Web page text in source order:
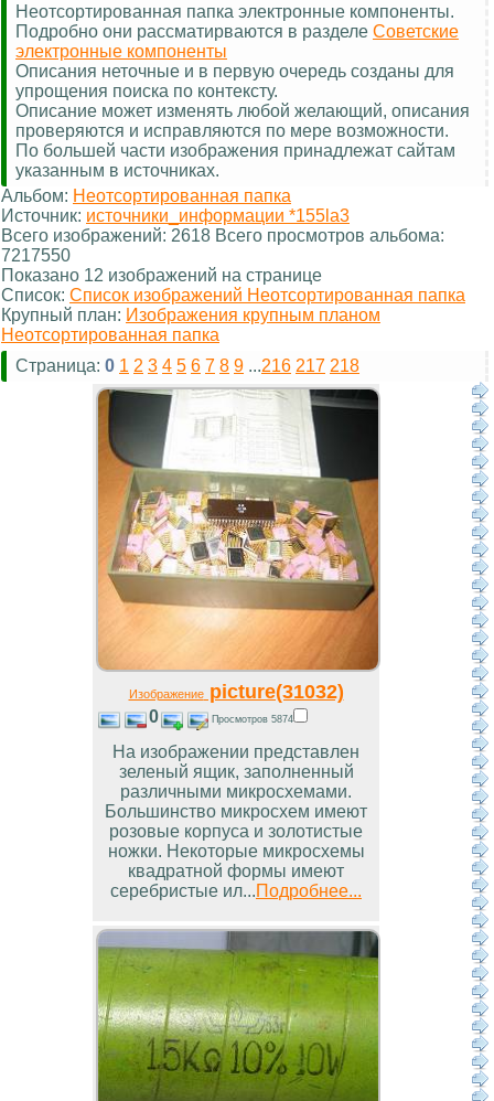
Неотсортированная папка электронные компоненты.
Подробно они рассматирваются в разделе Советские
электронные компоненты
Описания неточные и в первую очередь созданы для
упрощения поиска по контексту.
Описание может изменять любой желающий, описания
проверяются и исправляются по мере возможности.
По большей части изображения принадлежат сайтам
указанным в источниках.
Альбом: Неотсортированная папка
Источник: источники_информации *155la3
Всего изображений: 2618 Всего просмотров альбома:
7217550
Показано 12 изображений на странице
Список: Список изображений Неотсортированная папка
Крупный план: Изображения крупным планом
Неотсортированная папка
Страница: 0 1 2 3 4 5 6 7 8 9 ...216 217 218
Изображениеpicture(31032)
0 Просмотров 5874
На изображении представлен
зеленый ящик, заполненный
различными микросхемами.
Большинство микросхем имеют
розовые корпуса и золотистые
ножки. Некоторые микросхемы
квадратной формы имеют
серебристые ил...Подробнее...